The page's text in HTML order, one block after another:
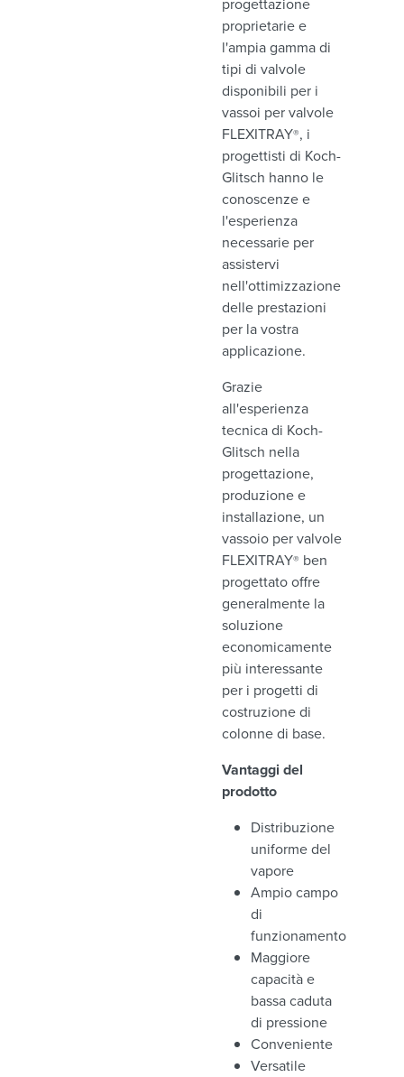
proprietarie e
l'ampia gamma di
tipi di valvole
disponibili per i
vassoi per valvole
FLEXITRAY®, i
progettisti di Koch-
Glitsch hanno le
conoscenze e
l'esperienza
necessarie per
assistervi
nell'ottimizzazione
delle prestazioni
per la vostra
applicazione.
Grazie
all'esperienza
tecnica di Koch-
Glitsch nella
progettazione,
produzione e
installazione, un
vassoio per valvole
FLEXITRAY® ben
progettato offre
generalmente la
soluzione
economicamente
più interessante
per i progetti di
costruzione di
colonne di base.
Vantaggi del
prodotto
Distribuzione
uniforme del
vapore
Ampio campo
di
funzionamento
Maggiore
capacità e
bassa caduta
di pressione
Conveniente
Versatile